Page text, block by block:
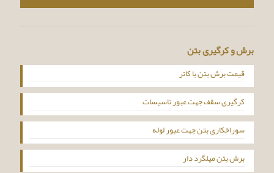
برش و کرگیری بتن
قیمت برش بتن با کاتر
کرگیری سقف جهت عبور تاسیسات
سوراخکاری بتن جهت عبور لوله
برش بتن میلگرد دار